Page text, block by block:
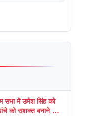
सभा में उमेश सिंह को
को सशक्त बनाने का